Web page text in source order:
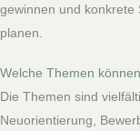
gewinnen und konkrete
planen.
Welche Themen
Die Themen sind
Neuorientierung,